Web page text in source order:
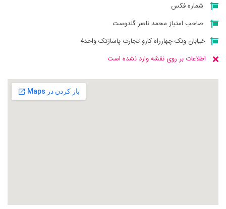
شماره فکس
صاحب امتیاز محمد ناصر گلدوست
خیابان ونک-چهارراه کارو تجارت پاساژتک واحد4
اطلاعات بر روی نقشه وارد نشده است